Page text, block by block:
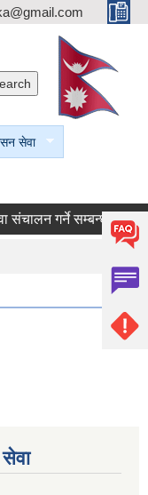
सेवा
गर्ने सम्बन्धी सूचना।